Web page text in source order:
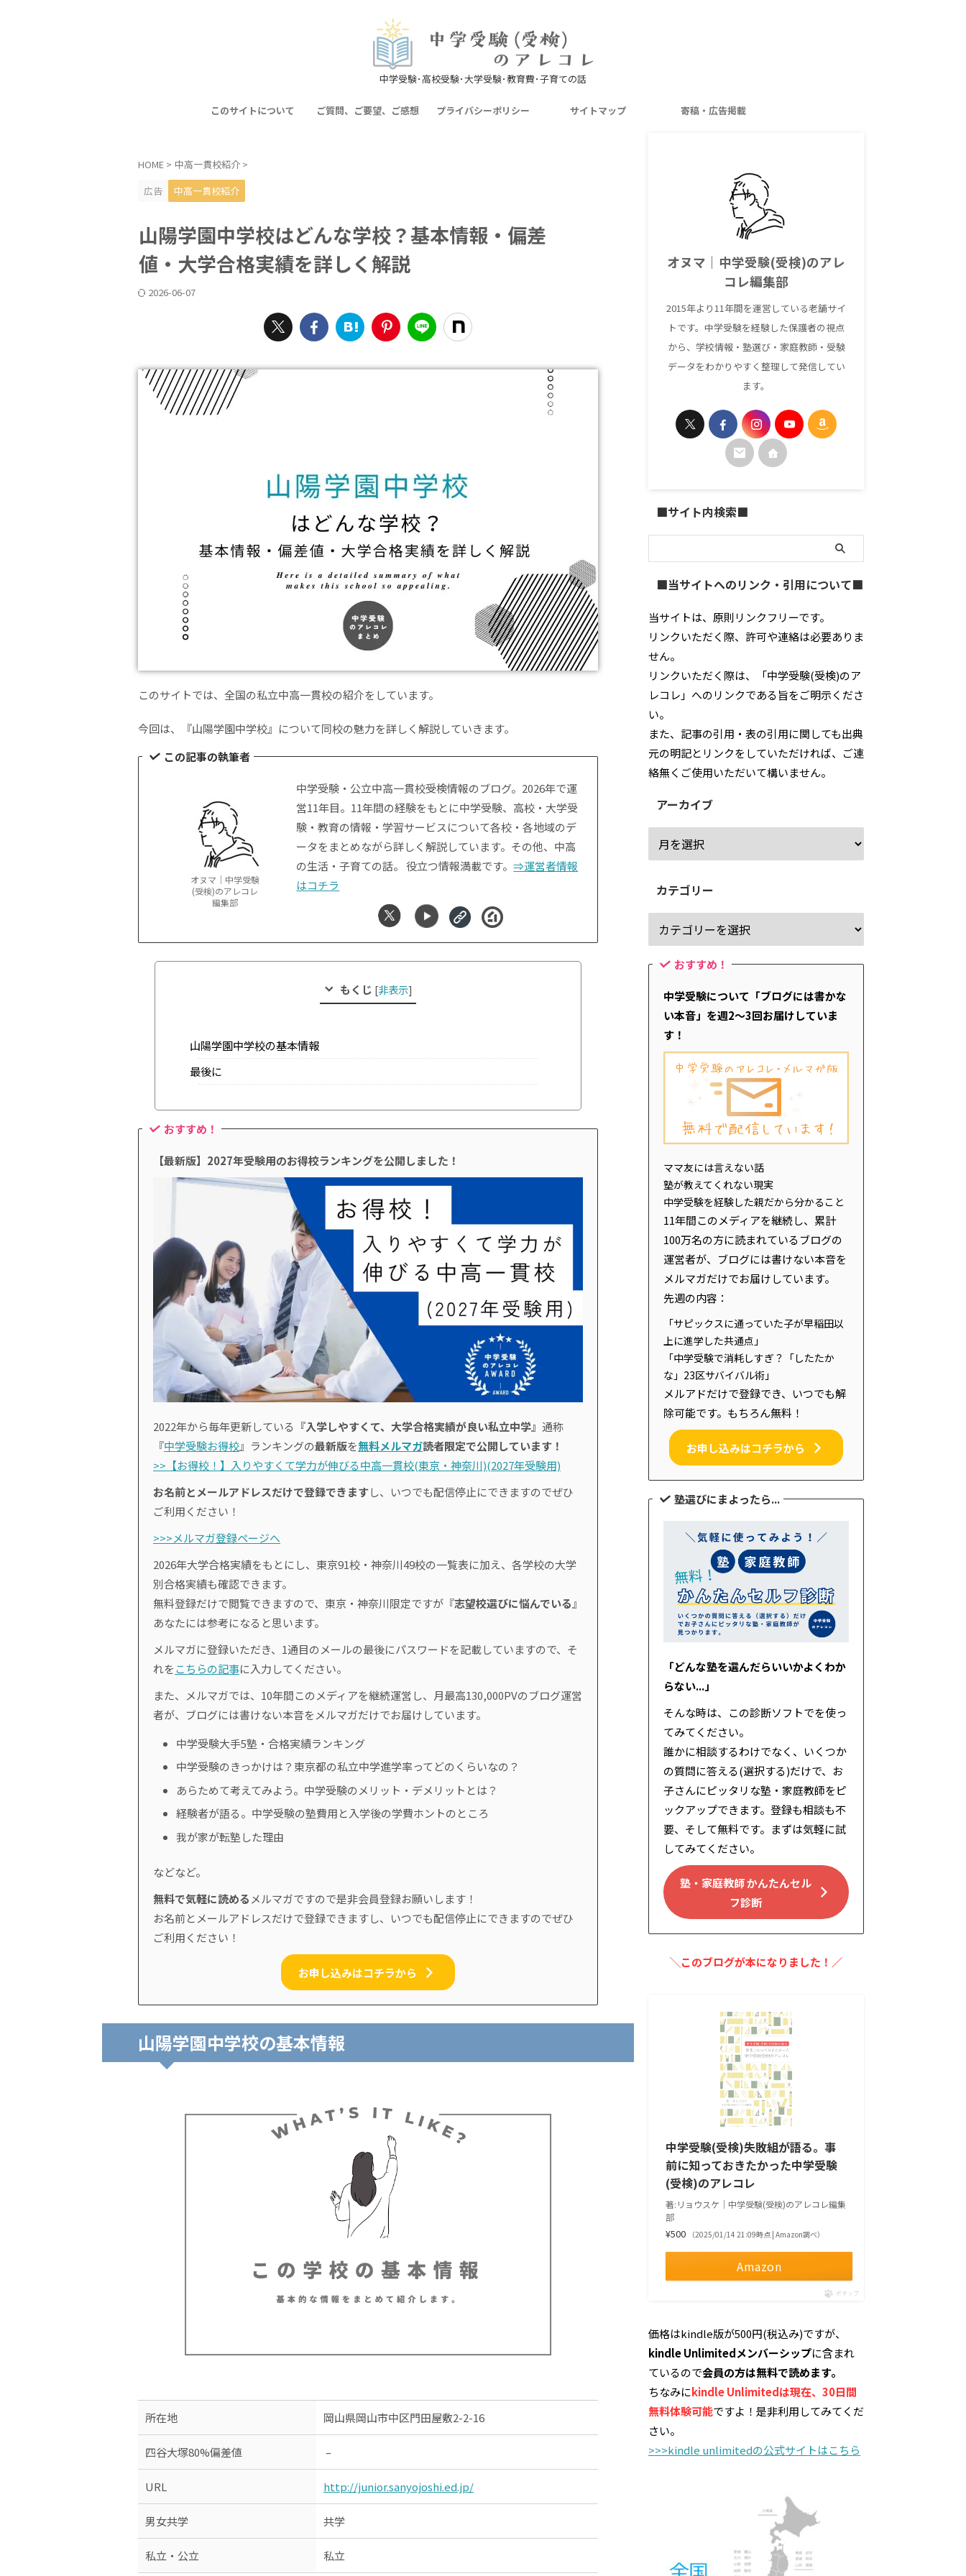
中学受験･高校受験･大学受験･教育費･子育ての話
このサイトについて ご質問、ご要望、ご感想 プライバシーポリシー サイトマップ 寄稿・広告掲載
HOME > 中高一貫校紹介 >
広告
中高一貫校紹介
山陽学園中学校はどんな学校？基本情報・偏差
値・大学合格実績を詳しく解説
2026-06-07
このサイトでは、全国の私立中高一貫校の紹介をしています。
今回は、『山陽学園中学校』について同校の魅力を詳しく解説していきます。
この記事の執筆者
オヌマ｜中学受験
(受検)のアレコレ
編集部
中学受験・公立中高一貫校受検情報のブログ。2026年で運
営11年目。11年間の経験をもとに中学受験、高校・大学受
験・教育の情報・学習サービスについて各校・各地域のデ
ータをまとめながら詳しく解説しています。その他、中高
の生活・子育ての話。 役立つ情報満載です。⇒運営者情報
はコチラ
もくじ [非表示]
山陽学園中学校の基本情報
最後に
おすすめ！
【最新版】2027年受験用のお得校ランキングを公開しました！
2022年から毎年更新している 『入学しやすくて、大学合格実績が良い私立中学』 通称
『中学受験お得校』ランキングの最新版を無料メルマガ読者限定で公開しています！
>>【お得校！】入りやすくて学力が伸びる中高一貫校(東京・神奈川)(2027年受験用)
お名前とメールアドレスだけで登録できますし、いつでも配信停止にできますのでぜひ
ご利用ください！
>>>メルマガ登録ページへ
2026年大学合格実績をもとにし、東京91校・神奈川49校の一覧表に加え、各学校の大学
別合格実績も確認できます。
無料登録だけで閲覧できますので、東京・神奈川限定ですが『志望校選びに悩んでいる 』
あなたには参考になると思います。
メルマガに登録いただき、1通目のメールの最後にパスワードを記載していますので、そ
れをこちらの記事に入力してください。
また、メルマガでは、10年間このメディアを継続運営し、月最高130,000PVのブログ運営
者が、ブログには書けない本音をメルマガだけでお届けしています。
中学受験大手5塾・合格実績ランキング
中学受験のきっかけは？東京都の私立中学進学率ってどのくらいなの？
あらためて考えてみよう。中学受験のメリット・デメリットとは？
経験者が語る。中学受験の塾費用と入学後の学費ホントのところ
我が家が転塾した理由
などなど。
無料で気軽に読めるメルマガですので是非会員登録お願いします！
お名前とメールアドレスだけで登録できますし、いつでも配信停止にできますのでぜひ
ご利用ください！
お申し込みはコチラから
山陽学園中学校の基本情報
所在地 岡山県岡山市中区門田屋敷2-2-16
四谷大塚80%偏差値 –
URL http://junior.sanyojoshi.ed.jp/
男女共学 共学
私立・公立 私立
オヌマ｜中学受験(受検)のアレ
コレ編集部
2015年より11年間を運営している老舗サイ
トです。中学受験を経験した保護者の視点
から、学校情報・塾選び・家庭教師・受験
データをわかりやすく整理して発信してい
ます。
■サイト内検索■
■当サイトへのリンク・引用について■
当サイトは、原則リンクフリーです。
リンクいただく際、許可や連絡は必要ありま
せん。
リンクいただく際は、「中学受験(受検)のア
レコレ」へのリンクである旨をご明示くださ
い。
また、記事の引用・表の引用に関しても出典
元の明記とリンクをしていただければ、ご連
絡無くご使用いただいて構いません。
アーカイブ
カテゴリー
おすすめ！
中学受験について「ブログには書かな
い本音」を週2～3回お届けしていま
す！
ママ友には言えない話
塾が教えてくれない現実
中学受験を経験した親だから分かること
11年間このメディアを継続し、累計
100万名の方に読まれているブログの
運営者が、ブログには書けない本音を
メルマガだけでお届けしています。
先週の内容：
「サピックスに通っていた子が早稲田以
上に進学した共通点」
「中学受験で消耗しすぎ？「したたか
な」23区サバイバル術」
メルアドだけで登録でき、いつでも解
除可能です。もちろん無料！
お申し込みはコチラから
塾選びにまよったら...
「どんな塾を選んだらいいかよくわか
らない...」
そんな時は、この診断ソフトでを使っ
てみてください。
誰かに相談するわけでなく、いくつか
の質問に答える(選択する)だけで、お
子さんにピッタリな塾・家庭教師をピ
ックアップできます。登録も相談も不
要、そして無料です。まずは気軽に試
してみてください。
塾・家庭教師 かんたんセル
フ診断
╲このブログが本になりました！／
中学受験(受検)失敗組が語る。事
前に知っておきたかった中学受験
(受検)のアレコレ
著:リョウスケ｜中学受験(受検)のアレコレ編集
部
¥500 （2025/01/14 21:09時点 | Amazon調べ）
Amazon
ポチップ
価格はkindle版が500円(税込み)ですが、
kindle Unlimitedメンバーシップに含まれ
ているので会員の方は無料で読めます。
ちなみにkindle Unlimitedは現在、30日間
無料体験可能ですよ！是非利用してみてくだ
さい。
>>>kindle unlimitedの公式サイトはこちら